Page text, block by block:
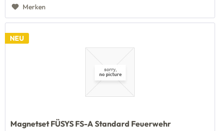
Merken
NEU
Magnetset FÜSYS FS-A Standard Feuerwehr